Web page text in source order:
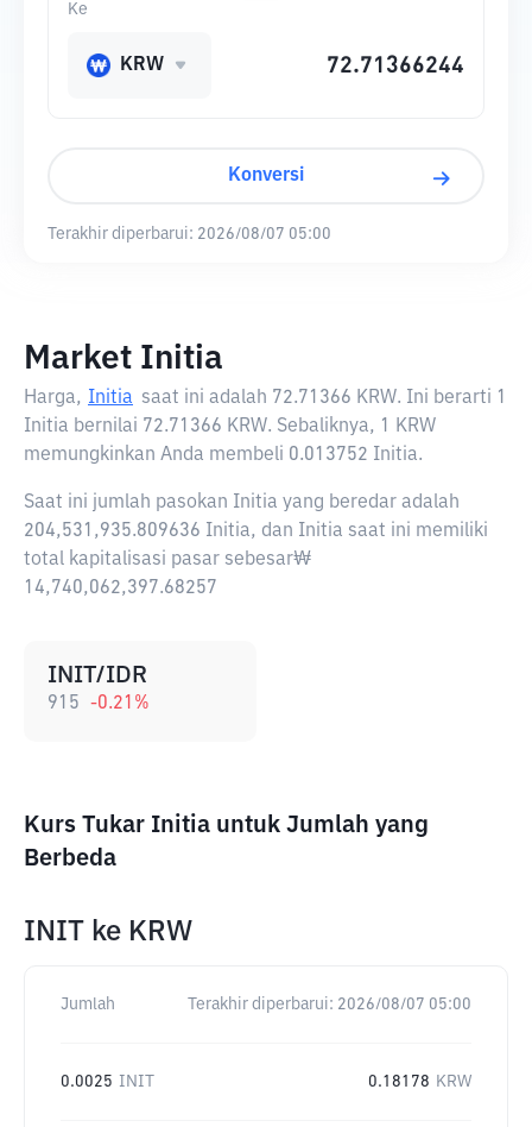
Ke
KRW
Konversi
Terakhir diperbarui: 2026/08/07 05:00
Market Initia
Harga, Initia saat ini adalah 72.71366 KRW. Ini berarti 1
Initia bernilai 72.71366 KRW. Sebaliknya, 1 KRW
memungkinkan Anda membeli 0.013752 Initia.
Saat ini jumlah pasokan Initia yang beredar adalah
204,531,935.809636 Initia, dan Initia saat ini memiliki
total kapitalisasi pasar sebesar₩
14,740,062,397.68257
INIT/IDR
915 -0.21 %
Kurs Tukar Initia untuk Jumlah yang
Berbeda
INIT ke KRW
Jumlah Terakhir diperbarui: 2026/08/07 05:00
0.0025 INIT 0.18178 KRW